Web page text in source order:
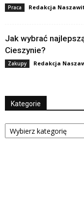
Praca Redakcja
Jak wybrać
Cieszynie?
Zakupy Redakcja
Kategorie
Kategorie